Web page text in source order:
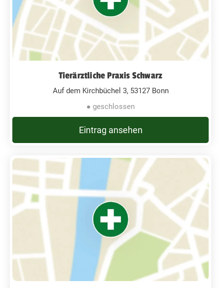
Tierärztliche Praxis Schwarz
Auf dem Kirchbüchel 3, 53127 Bonn
● geschlossen
Eintrag ansehen